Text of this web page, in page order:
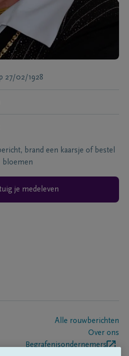
27/02/1928
brand een kaarsje of bestel
bloemen
je medeleven
Alle rouwberichten
Over ons
Begrafenisondernemers